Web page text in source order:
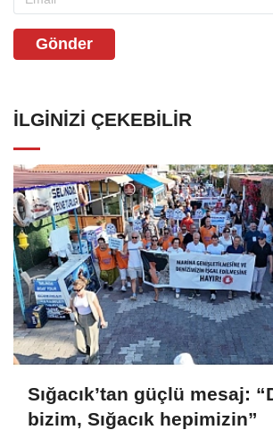
Gönder
İLGINIZI ÇEKEBILIR
Sığacık’tan güçlü mesaj:
bizim, Sığacık hepimizin”